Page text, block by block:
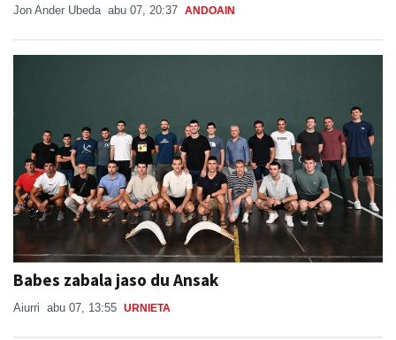
Jon Ander Ubeda abu 07, 20:37 ANDOAIN
Babes zabala jaso du Ansak
Aiurri abu 07, 13:55 URNIETA